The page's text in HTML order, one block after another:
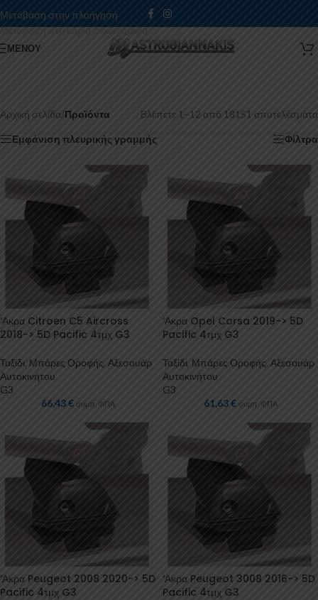
Μετάβαση στην πλοήγηση
Μετάβαση στο κύριο περιεχόμενο
ΜΕΝΟΎ
Αρχική σελίδα/Προϊόντα Βλέπετε 1–12 από 18151 αποτελέσματα
Εμφάνιση πλευρικής γραμμής Φίλτρα
‘Ακρα Citroen C5 Aircross
2018-> 5D Pacific 4τμχ G3
Ταξίδι Μπάρες Οροφής, Αξεσουάρ
Αυτοκινήτου
G3
66,43€ συμπ. ΦΠΑ
‘Ακρα Opel Corsa 2019-> 5D
Pacific 4τμχ G3
Ταξίδι Μπάρες Οροφής Αξεσουάρ
Αυτοκινήτου
G3
61,63€ συμπ. ΦΠΑ
‘Ακρα Peugeot 2008 2020-> 5D
Pacific 4τμχ G3
‘Ακρα Peugeot 3008 2016-> 5D
Pacific 4τμχ G3